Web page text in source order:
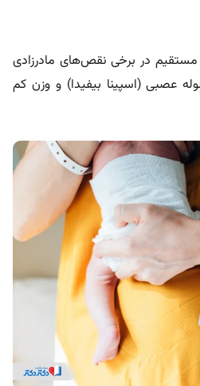
در برخی نقص‌های مادرزادی
عصبی (اسپینا بیفیدا) و وزن کم